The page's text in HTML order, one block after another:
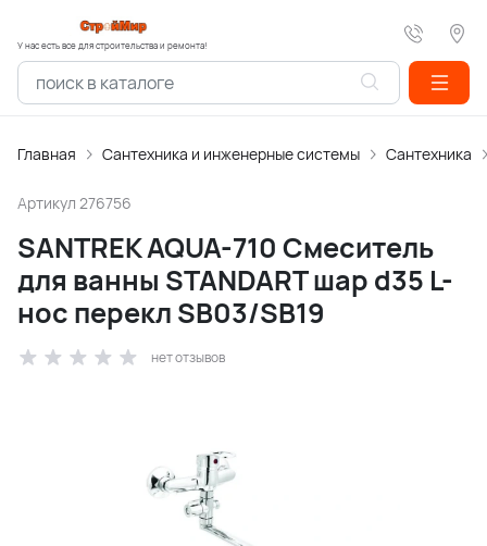
У нас есть все для строительства и ремонта!
Главная Сантехника и инженерные системы Сантехника
Артикул 276756
SANTREK AQUA-710 Смеситель
для ванны STANDART шар d35 L-
нос перекл SB03/SB19
нет отзывов